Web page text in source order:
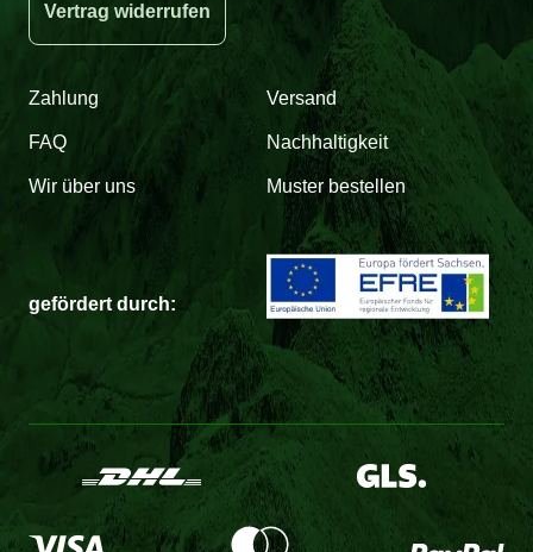
Vertrag widerrufen
Zahlung Versand
FAQ Nachhaltigkeit
Wir über uns Muster bestellen
gefördert durch: